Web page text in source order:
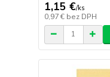
1,15 €/ks
0,97 € bez DPH